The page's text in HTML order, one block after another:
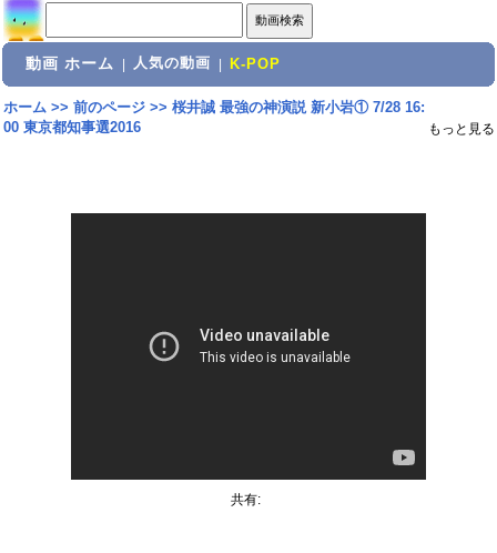
動画 ホーム 人気の動画 K-POP
ホーム>> 前のページ>> 桜井誠 最強の神演説 新小岩① 7/28 16:
00 東京都知事選2016
もっと見る
共有: